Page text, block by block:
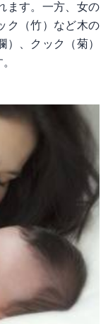
ます。一方、女の
ク（竹）など木の
、クック（菊）